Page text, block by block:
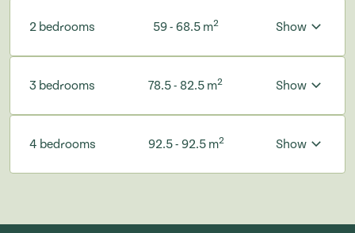
2 bedrooms 59 - 68.5 m2 Show
3 bedrooms 78.5 - 82.5 m2 Show
4 bedrooms 92.5 - 92.5 m2 Show